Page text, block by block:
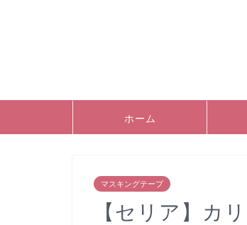
ホーム
マスキングテープ
【セリア】カ